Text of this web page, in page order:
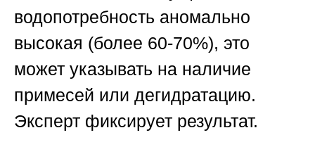
водопотребность аномально
высокая (более 60-70%), это
может указывать на наличие
примесей или дегидратацию.
Эксперт фиксирует результат.